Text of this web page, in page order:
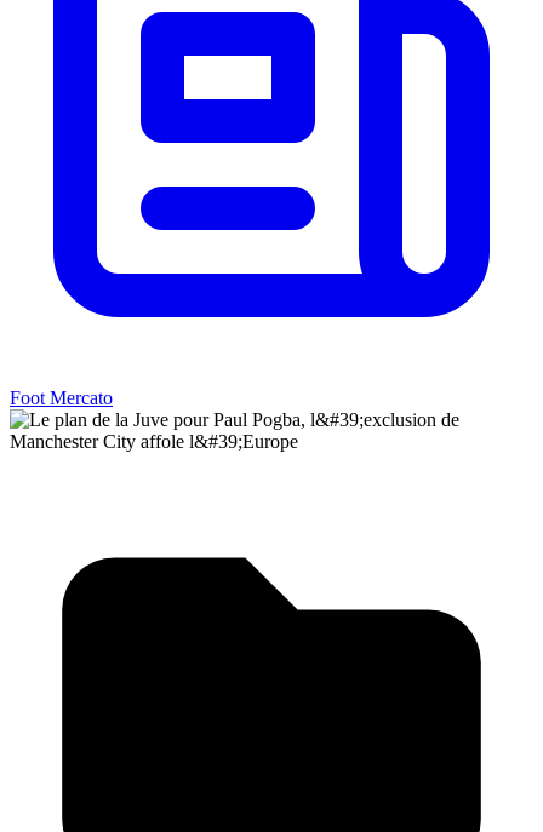
Foot Mercato